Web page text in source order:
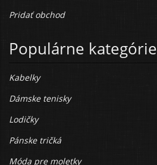
Pridať obchod
Populárne kategórie
Kabelky
Dámske tenisky
Lodičky
Pánske tričká
Móda pre moletky